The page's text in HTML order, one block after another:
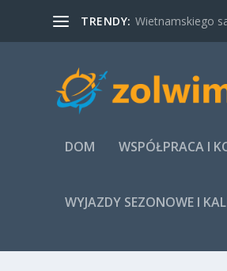
TRENDY: Wietnamskiego
DOM WSPÓŁPRACA I
WYJAZDY SEZONOWE I